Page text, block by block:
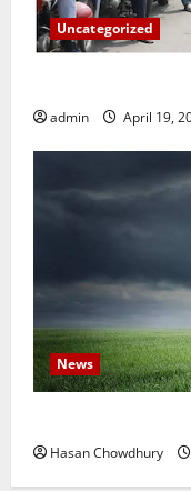
Uncategorized
admin April 19,
News
Hasan Chowdhury